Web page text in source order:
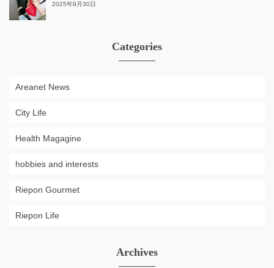
2025年9月30日
Categories
Areanet News
City Life
Health Magagine
hobbies and interests
Riepon Gourmet
Riepon Life
Archives